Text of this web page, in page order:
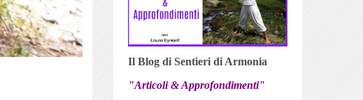
Il Blog di Sentieri di Armonia
"Articoli & Approfondimenti"